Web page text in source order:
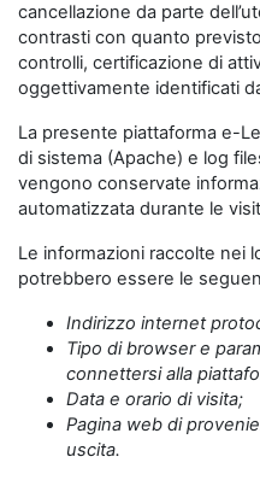
cancellazione da parte
contrasti con quanto
controlli, certificazione di
oggettivamente identificati
La presente piattaforma e-
di sistema (Apache) e log
vengono conservate
automatizzata durante le
Le informazioni raccolte nei
potrebbero essere le
Indirizzo internet
Tipo di browser e
connettersi alla
Data e orario di visita;
Pagina web di
uscita.